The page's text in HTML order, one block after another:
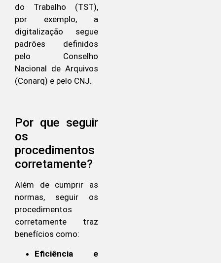
do Trabalho (TST),
por exemplo, a
digitalização segue
padrões definidos
pelo Conselho
Nacional de Arquivos
(Conarq) e pelo CNJ.
Por que seguir
os
procedimentos
corretamente?
Além de cumprir as
normas, seguir os
procedimentos
corretamente traz
benefícios como:
Eficiência e